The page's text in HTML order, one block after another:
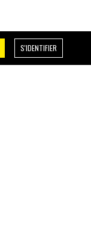
S'IDENTIFIER